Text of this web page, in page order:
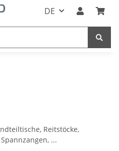
DE
Reitstöcke,
...